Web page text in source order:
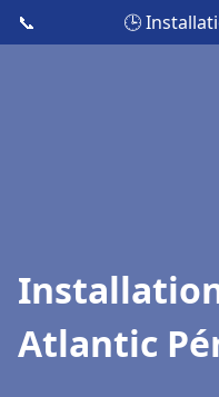
📞 🕒
Atlantic